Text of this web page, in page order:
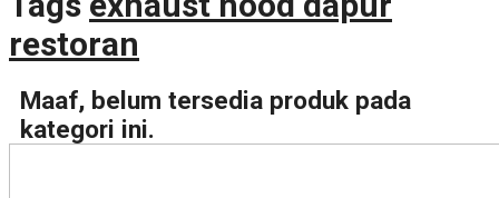
restoran
Maaf, belum tersedia produk pada
kategori ini.